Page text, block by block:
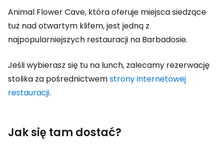
Animal Flower Cave, która oferuje miejsca siedzące
tuż nad otwartym klifem, jest jedną z
najpopularniejszych restauracji na Barbadosie.
Jeśli wybierasz się tu na lunch, zalecamy rezerwację
stolika za pośrednictwemstrony internetowej
restauracji.
Jak się tam dostać?